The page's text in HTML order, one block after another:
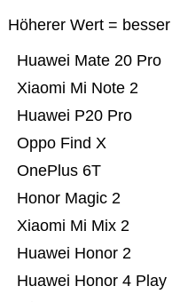
Höherer Wert = besser
Huawei Honor 4 Play
Huawei Honor 2
Xiaomi Mi Mix 2
Honor Magic 2
OnePlus 6T
Oppo Find X
Huawei P20 Pro
Xiaomi Mi Note 2
Huawei Mate 20 Pro